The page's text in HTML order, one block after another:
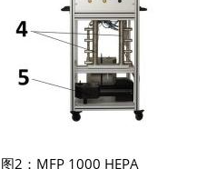
图2：MFP 1000 HEPA